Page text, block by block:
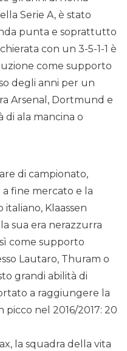
Serie A, è stato
punta e soprattutto
con un 3-5-1-1 è
come supporto
degli anni per un
Arsenal, Dortmund e
ala mancina o
di campionato,
fine mercato e la
italiano, Klaassen
sua era nerazzurra
come supporto
Lautaro, Thuram o
grandi abilità di
a raggiungere la
picco nel 2016/2017: 20
la squadra della vita